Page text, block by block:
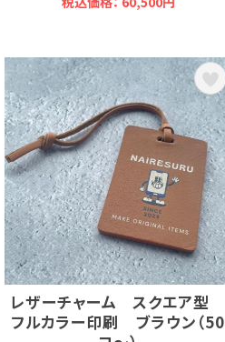
レザーチャーム スクエア型
フルカラー印刷 ブラウン（50